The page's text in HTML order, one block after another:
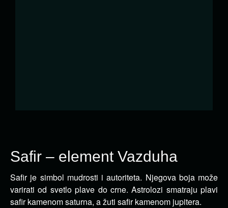
Safir – element Vazduha
Safir je simbol mudrosti i autoriteta. Njegova boja može
varirati od svetlo plave do crne. Astrolozi smatraju plavi
safir kamenom saturna, a žuti safir kamenom jupitera.